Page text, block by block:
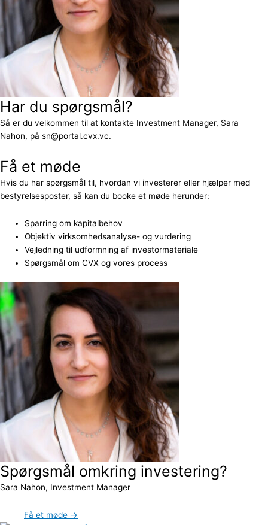
Har du spørgsmål?
Så er du velkommen til at kontakte Investment Manager, Sara
Nahon, på sn@portal.cvx.vc.
Få et møde
Hvis du har spørgsmål til, hvordan vi investerer eller hjælper med
bestyrelsesposter, så kan du booke et møde herunder:
Sparring om kapitalbehov
Objektiv virksomhedsanalyse- og vurdering
Vejledning til udformning af investormateriale
Spørgsmål om CVX og vores process
Spørgsmål omkring investering?
Sara Nahon, Investment Manager
Få et møde →